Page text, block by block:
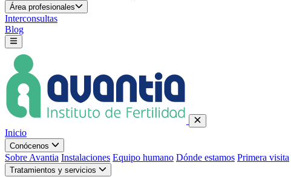
Área profesionales
Interconsultas
Blog
Inicio
Conócenos
Sobre Avantia Instalaciones Equipo humano Dónde estamos Primera visita
Tratamientos y servicios